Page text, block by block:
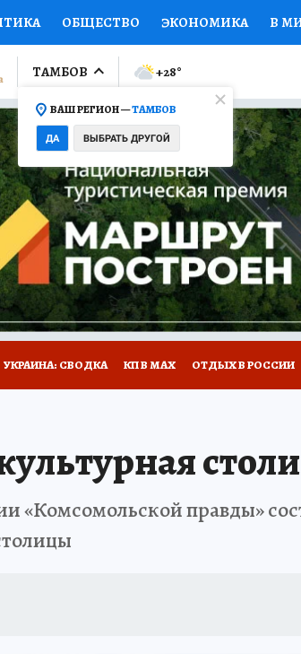
ОБЩЕСТВО ЭКОНОМИКА В
ПРОИСШЕСТВИЯ
ОТКРЫВАЕМ МИР Я ЗНАЮ СЕМЬЯ
ПРОМОКОДЫ СЕРИАЛЫ
КОЛЛЕКЦИИ КОНКУРСЫ
ТАМБОВ
ВАШ РЕГИОН —ТАМБОВ
ДА ВЫБРАТЬ ДРУГОЙ
+28°
УКРАИНА: СВОДКА КП В МАХ ОТДЫХ В РОССИИ
«Комсомольской правды»